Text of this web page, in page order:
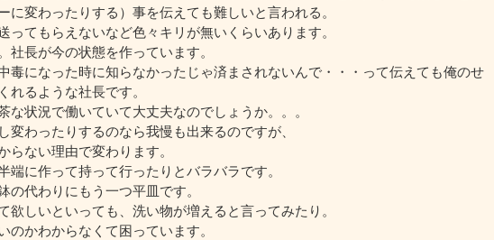
に変わったりする）事を伝えても難しいと言われる。
ってもらえないなど色々キリが無いくらいあります。
長が今の状態を作っています。
毒になった時に知らなかったじゃ済まされないんで・・・って伝えても俺のせ
るような社長です。
な状況で働いていて大丈夫なのでしょうか。。。
変わったりするのなら我慢も出来るのですが、
ない理由で変わります。
に作って持って行ったりとバラバラです。
代わりにもう一つ平皿です。
欲しいといっても、洗い物が増えると言ってみたり。
のかわからなくて困っています。